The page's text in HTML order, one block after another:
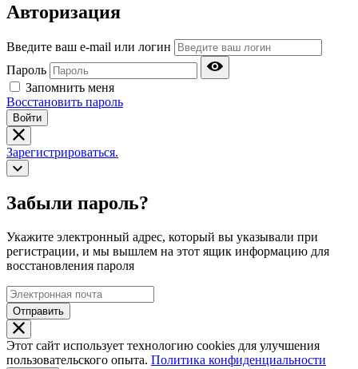
Авторизация
Введите ваш e-mail или логин
Пароль
Запомнить меня
Восстановить пароль
Войти
Зарегистрироваться.
Забыли пароль?
Укажите электронный адрес, который вы указывали при
регистрации, и мы вышлем на этот ящик информацию для
восстановления пароля
Отправить
Этот сайт использует технологию cookies для улучшения
пользовательского опыта. Политика конфиденциальности